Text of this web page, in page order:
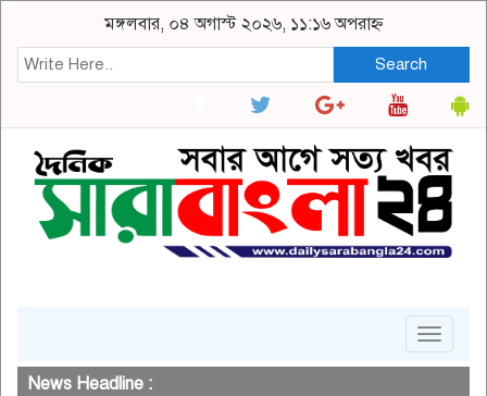
মঙ্গলবার, ০৪ অগাস্ট ২০২৬, ১১:১৬ অপরাহ্ন
Search
Toggle
News Headline :